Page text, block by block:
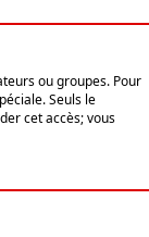
ou groupes. Pour
Seuls le
cet accès; vous